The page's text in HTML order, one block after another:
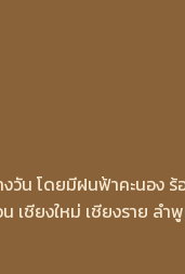
วัน โดยมีฝนฟ้าคะนอง
ชียงใหม่ เชียงราย ล